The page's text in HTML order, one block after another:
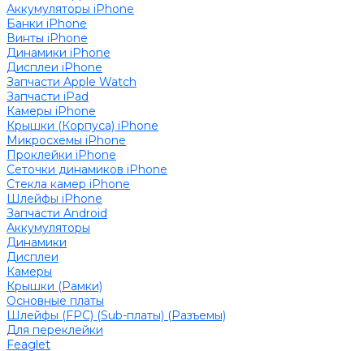
Аккумуляторы iPhone
Банки iPhone
Винты iPhone
Динамики iPhone
Дисплеи iPhone
Запчасти Apple Watch
Запчасти iPad
Камеры iPhone
Крышки (Корпуса) iPhone
Микросхемы iPhone
Проклейки iPhone
Сеточки динамиков iPhone
Стекла камер iPhone
Шлейфы iPhone
Запчасти Android
Аккумуляторы
Динамики
Дисплеи
Камеры
Крышки (Рамки)
Основные платы
Шлейфы (FPC) (Sub-платы) (Разъемы)
Для переклейки
Feaglet